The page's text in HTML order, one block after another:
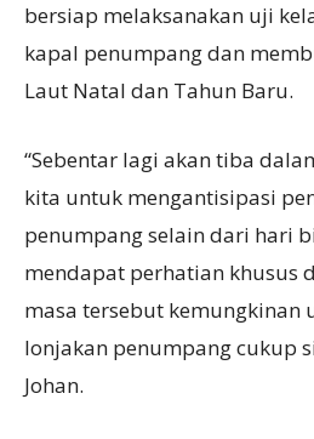
bersiap melaksanakan uji
kapal penumpang dan
Laut Natal dan Tahun Baru.
“Sebentar lagi akan tiba
kita untuk mengantisipasi
penumpang selain dari hari
mendapat perhatian khusus
masa tersebut kemungkinan
lonjakan penumpang cukup
Johan.